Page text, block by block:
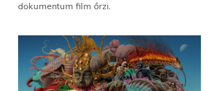
dokumentum film őrzi.